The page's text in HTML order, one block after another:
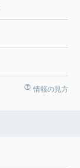
情報の見方